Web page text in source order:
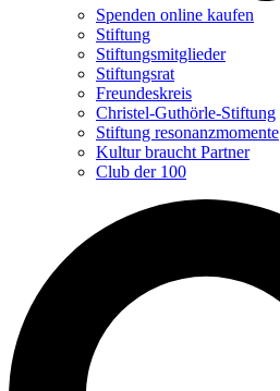
Spenden online kaufen
Stiftung
Stiftungsmitglieder
Stiftungsrat
Freundeskreis
Christel-Guthörle-Stiftung
Stiftung resonanzmomente
Kultur braucht Partner
Club der 100